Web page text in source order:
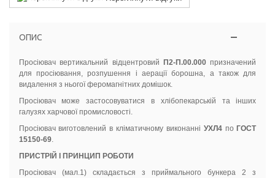
ОПИС
Просіювач вертикальний відцентровий П2-П.00.000призначений
для просіювання, розпушення і аерації борошна, а також для
видалення з ньогої феромагнітних домішок.
Просіювач може застосовуватися в хлібопекарській та інших
галузях харчової промисловості.
Просіювач виготовлений в кліматичному виконанні УХЛ4по ГОСТ
15150-69.
ПРИСТРІЙ І ПРИНЦИП РОБОТИ
Просіювач (мал.1) складається з приймального бункера 2 з